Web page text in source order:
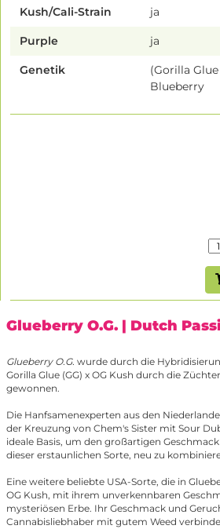
Kush/Cali-Strain ja
Purple ja
Genetik
(Gorilla
Blueberry
Glueberry O.G. | Dutch
Glueberry O.G. wurde durch die
Gorilla Glue (GG) x OG Kush durch die
gewonnen.
Die Hanfsamenexperten aus den
der Kreuzung von Chem's Sister mit Sour
ideale Basis, um den großartigen
dieser erstaunlichen Sorte, neu zu
Eine weitere beliebte USA-Sorte, die in
OG Kush, mit ihrem unverkennbaren
mysteriösen Erbe. Ihr Geschmack und
Cannabisliebhaber mit gutem Weed